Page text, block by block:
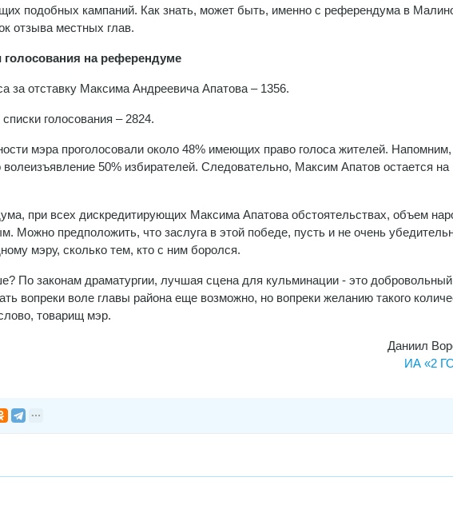
подобных кампаний. Как знать, может быть, именно с референдума в
отзыва местных глав.
голосования на референдуме
за отставку Максима Андреевича Апатова – 1356.
голосования – 2824.
мэра проголосовали около 48% имеющих право голоса жителей. Напомним,
50% избирателей. Следовательно, Максим Апатов остается на
при всех дискредитирующих Максима Апатова обстоятельствах, объем
Можно предположить, что заслуга в этой победе, пусть и не очень
мэру, сколько тем, кто с ним боролся.
По законам драматургии, лучшая сцена для кульминации - это
вопреки воле главы района еще возможно, но вопреки желанию такого
товарищ мэр.
Даниил
ИА «2